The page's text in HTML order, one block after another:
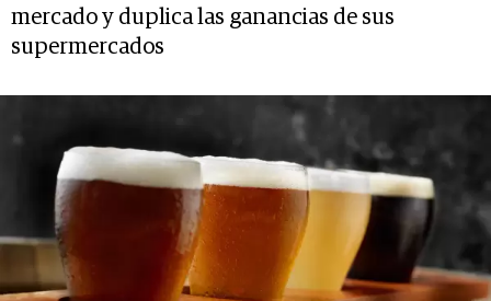
mercado y duplica las ganancias de sus
supermercados